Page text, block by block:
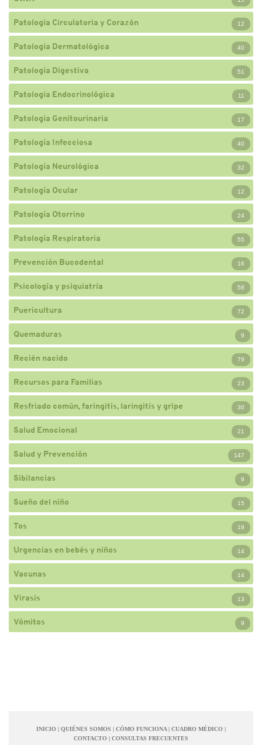
Patología Circulatoria y Corazón 12
Patología Dermatológica 40
Patología Digestiva 51
Patología Endocrinológica 11
Patología Genitourinaria 17
Patología Infecciosa 40
Patología Neurológica 32
Patología Ocular 12
Patología Otorrino 24
Patología Respiratoria 55
Prevención Bucodental 16
Psicología y psiquiatría 58
Puericultura 72
Quemaduras 9
Recién nacido 79
Recursos para Familias 23
Resfriado común, faringitis, laringitis y gripe 30
Salud Emocional 21
Salud y Prevención 147
Sibilancias 9
Sueño del niño 15
Tos 19
Urgencias en bebés y niños 14
Vacunas 14
Virasis 13
Vómitos 9
INICIO QUIÉNES SOMOS CÓMO FUNCIONA CUADRO MÉDICO
CONTACTO
CONSULTAS FRECUENTES